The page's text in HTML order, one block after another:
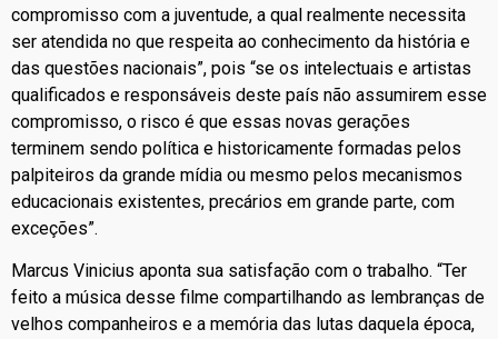
compromisso com a juventude, a qual realmente necessita
ser atendida no que respeita ao conhecimento da história e
das questões nacionais”, pois “se os intelectuais e artistas
qualificados e responsáveis deste país não assumirem esse
compromisso, o risco é que essas novas gerações
terminem sendo política e historicamente formadas pelos
palpiteiros da grande mídia ou mesmo pelos mecanismos
educacionais existentes, precários em grande parte, com
exceções”.
Marcus Vinicius aponta sua satisfação com o trabalho. “Ter
feito a música desse filme compartilhando as lembranças de
velhos companheiros e a memória das lutas daquela época,